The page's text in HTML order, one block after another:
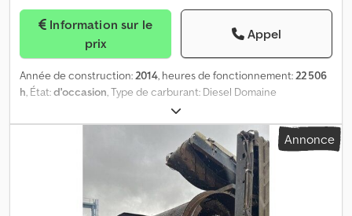
prix
Appel
Année de construction:2014, heures de fonctionnement:22 506
h, État:d'occasion, Type de carburant: Diesel Domaine
d'application: Exploitation minière Poids à vide: 19.000 kg Codpfx
Ajzp H E Nsfderf
Annonce